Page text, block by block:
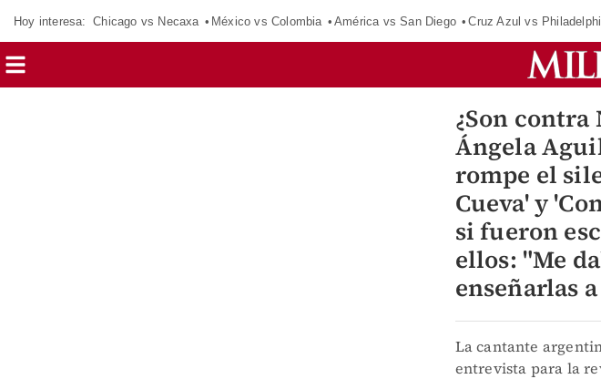
Hoy interesa: Chicago vs Necaxa México vs Colombia América vs San Diego Cruz Azul vs
¿Son contra
Ángela
rompe el
Cueva' y
si fueron
ellos: "Me
enseñarlas
La cantante
entrevista para la